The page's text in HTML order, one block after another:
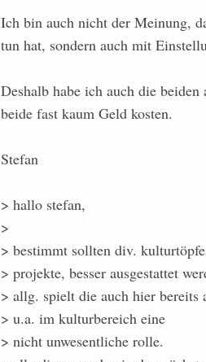
Ich bin auch nicht der Meinung,
tun hat, sondern auch mit
Deshalb habe ich auch die
beide fast kaum Geld kosten.
Stefan
> hallo stefan,
>
> bestimmt sollten div.
> projekte, besser ausgestattet
> allg. spielt die auch hier bereits
> u.a. im kulturbereich eine
> nicht unwesentliche rolle.